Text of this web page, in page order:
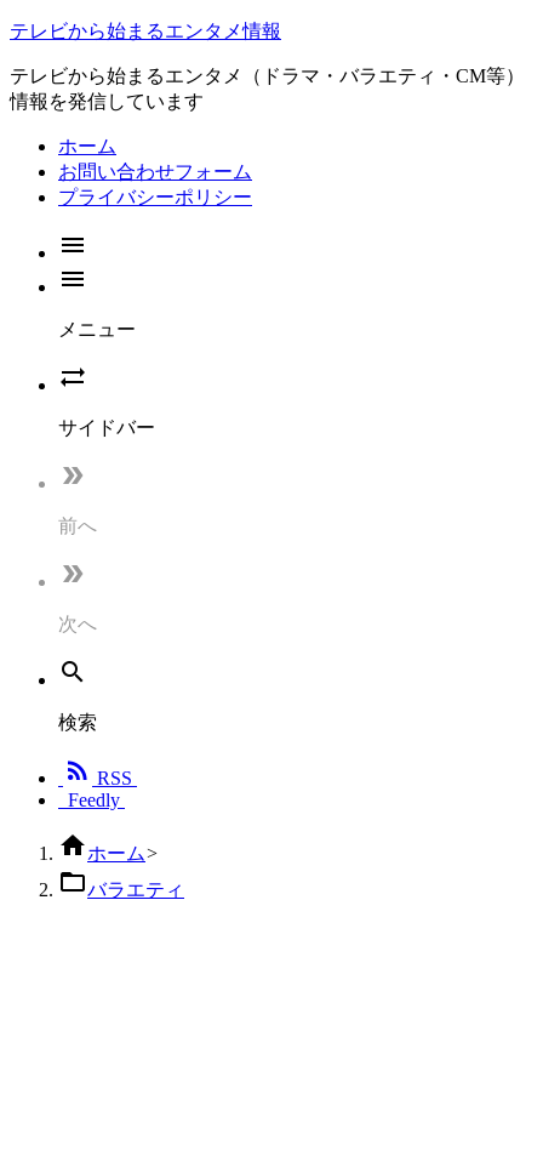
テレビから始まるエンタメ情報
テレビから始まるエンタメ（ドラマ・バラエティ・CM等）
情報を発信しています
ホーム
お問い合わせフォーム
プライバシーポリシー


メニュー

サイドバー

前へ

次へ

検索
 RSS
Feedly
ホーム>
バラエティ